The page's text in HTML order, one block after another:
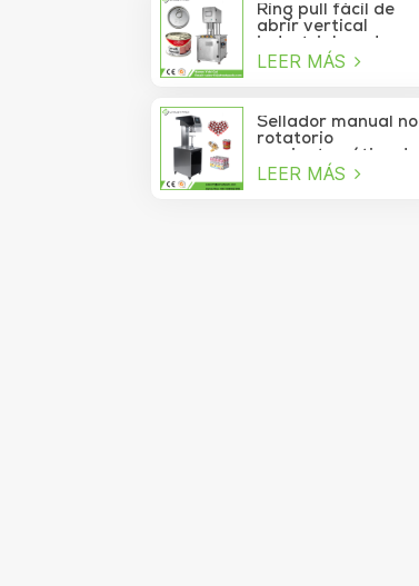
Ring pull fácil de
abrir vertical
industrial cerdo
almuerzo pollo
al vacío
LEER MÁS
Sellador manual no
rotatorio
latas de refrescos,
LEER MÁS